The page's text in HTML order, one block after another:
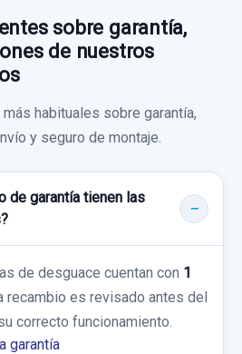
sobre garantía,
de nuestros
habituales sobre garantía,
y seguro de montaje.
de garantía tienen las
de desguace cuentan con 1
recambio es revisado antes del
correcto funcionamiento.
garantía